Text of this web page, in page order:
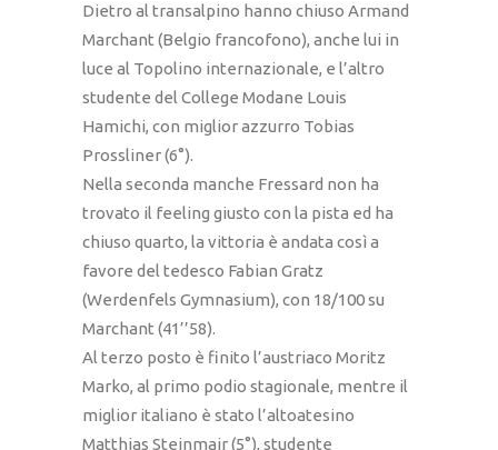
Dietro al transalpino hanno chiuso Armand
Marchant (Belgio francofono), anche lui in
luce al Topolino internazionale, e l’altro
studente del College Modane Louis
Hamichi, con miglior azzurro Tobias
Prossliner (6°).
Nella seconda manche Fressard non ha
trovato il feeling giusto con la pista ed ha
chiuso quarto, la vittoria è andata così a
favore del tedesco Fabian Gratz
(Werdenfels Gymnasium), con 18/100 su
Marchant (41’’58).
Al terzo posto è finito l’austriaco Moritz
Marko, al primo podio stagionale, mentre il
miglior italiano è stato l’altoatesino
Matthias Steinmair (5°), studente